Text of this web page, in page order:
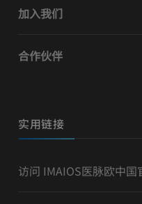
加入我们
合作伙伴
实用链接
访问 IMAIOS医脉欧中国